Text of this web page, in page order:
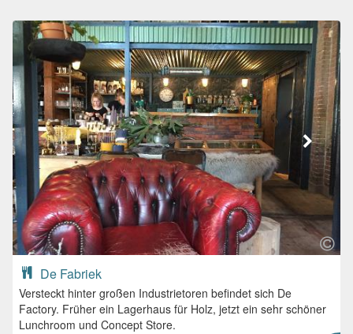
De Fabriek
Versteckt hinter großen Industrietoren befindet sich De
Factory. Früher ein Lagerhaus für Holz, jetzt ein sehr schöner
Lunchroom und Concept Store.